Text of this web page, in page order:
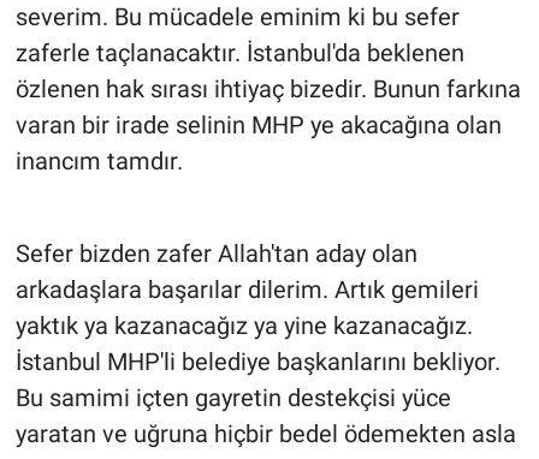
severim. Bu mücadele eminim ki bu sefer
zaferle taçlanacaktır. İstanbul'da beklenen
özlenen hak sırası ihtiyaç bizedir. Bunun farkına
varan bir irade selinin MHP ye akacağına olan
inancım tamdır.
Sefer bizden zafer Allah'tan aday olan
arkadaşlara başarılar dilerim. Artık gemileri
yaktık ya kazanacağız ya yine kazanacağız.
İstanbul MHP'li belediye başkanlarını bekliyor.
Bu samimi içten gayretin destekçisi yüce
yaratan ve uğruna hiçbir bedel ödemekten asla